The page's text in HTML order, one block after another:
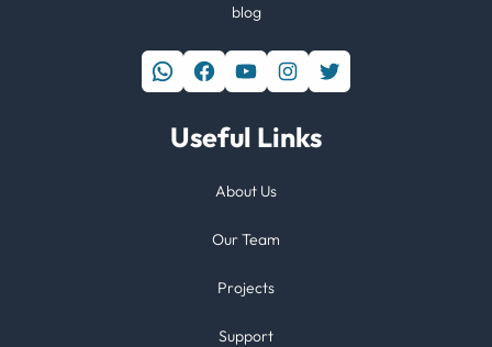
blog
WhatsApp Facebook YouTube Instagram Twitter
Useful Links
About Us
Our Team
Projects
Support